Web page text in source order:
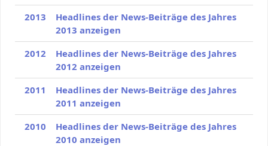
2013
Headlines der News-Beiträge des Jahres
2013 anzeigen
2012
Headlines der News-Beiträge des Jahres
2012 anzeigen
2011
Headlines der News-Beiträge des Jahres
2011 anzeigen
2010
Headlines der News-Beiträge des Jahres
2010 anzeigen